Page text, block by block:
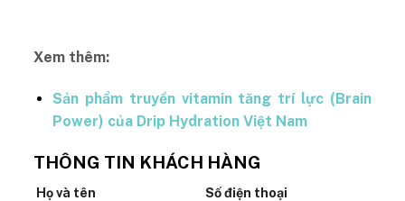
Xem thêm:
Sản phẩm truyền vitamin tăng trí lực (Brain
Power) của Drip Hydration Việt Nam
THÔNG TIN KHÁCH HÀNG
Họ và tên Số điện thoại